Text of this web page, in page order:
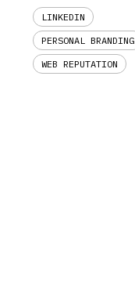
LINKEDIN
PERSONAL BRANDING
WEB REPUTATION